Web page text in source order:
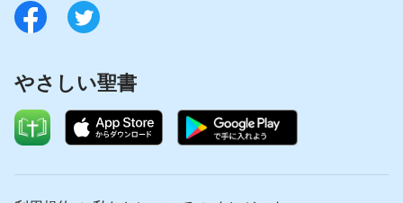
変化できるようにする道であり、僕らが永遠に生き
るようにする真理の道だ。より具体的に言えば、そ
として獲得することと、サタンの影響を完全に振り
払うことを可能にするとともに、真に神様を知り、
神様に従い、神様を崇拝し、これ以上罪を犯さず、
やさしい聖書